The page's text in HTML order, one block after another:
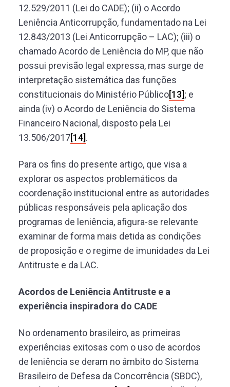
12.529/2011 (Lei do CADE); (ii) o Acordo
Leniência Anticorrupção, fundamentado na Lei
12.843/2013 (Lei Anticorrupção – LAC); (iii) o
chamado Acordo de Leniência do MP, que não
possui previsão legal expressa, mas surge de
interpretação sistemática das funções
constitucionais do Ministério Público[13]; e
ainda (iv) o Acordo de Leniência do Sistema
Financeiro Nacional, disposto pela Lei
13.506/2017[14].
Para os fins do presente artigo, que visa a
explorar os aspectos problemáticos da
coordenação institucional entre as autoridades
públicas responsáveis pela aplicação dos
programas de leniência, afigura-se relevante
examinar de forma mais detida as condições
de proposição e o regime de imunidades da Lei
Antitruste e da LAC.
Acordos de Leniência Antitruste e a
experiência inspiradora do CADE
No ordenamento brasileiro, as primeiras
experiências exitosas com o uso de acordos
de leniência se deram no âmbito do Sistema
Brasileiro de Defesa da Concorrência (SBDC),